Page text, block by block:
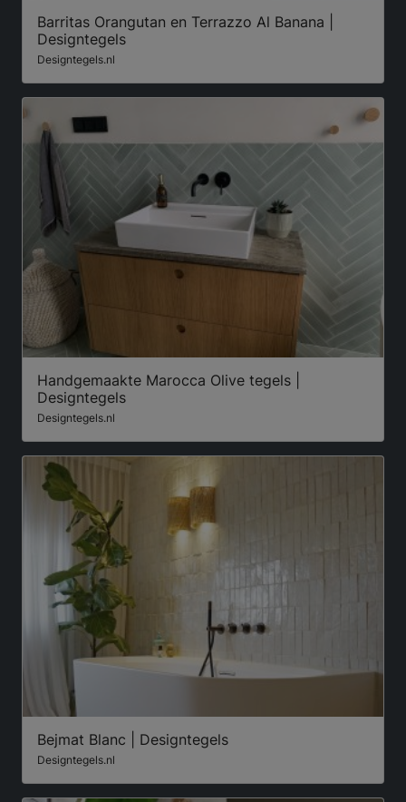
Barritas Orangutan en Terrazzo Al Banana |
Designtegels
Designtegels.nl
Handgemaakte Marocca Olive tegels |
Designtegels
Designtegels.nl
Bejmat Blanc | Designtegels
Designtegels.nl